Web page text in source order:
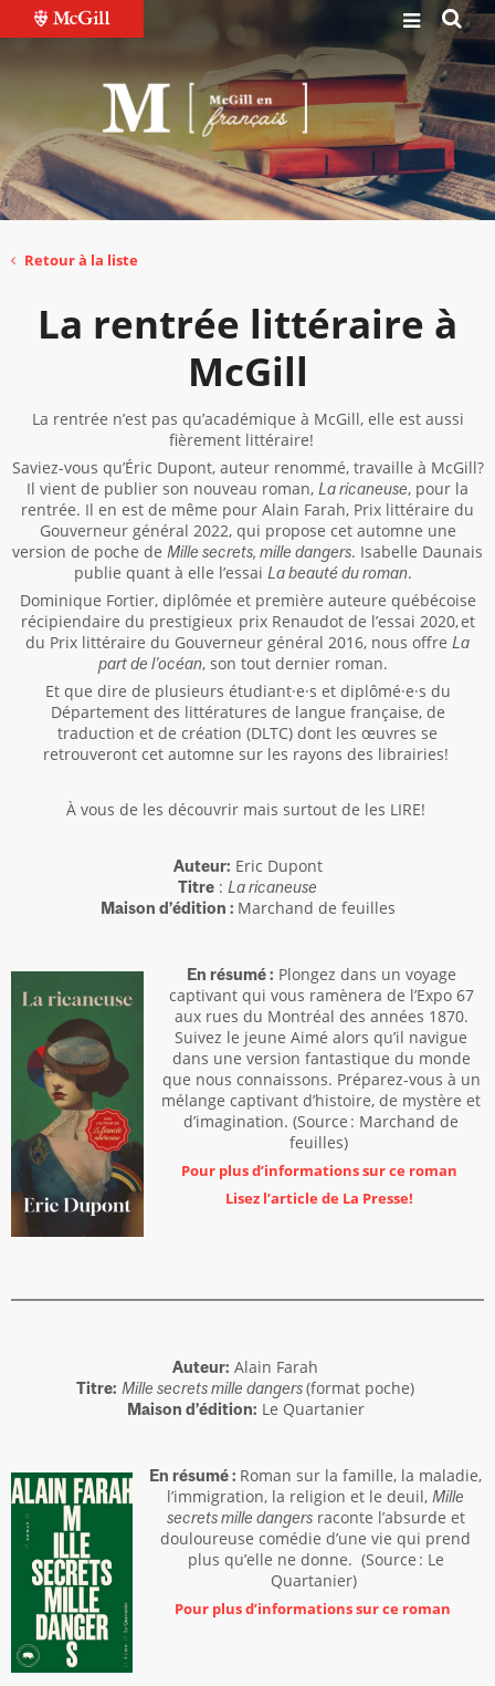
Retour à la liste
La rentrée littéraire à
McGill
La rentrée n’est pas qu’académique à McGill, elle est aussi
fièrement littéraire!
Saviez-vous qu’Éric Dupont, auteur renommé, travaille à McGill?
Il vient de publier son nouveau roman, La ricaneuse, pour la
rentrée. Il en est de même pour Alain Farah, Prix littéraire du
Gouverneur général 2022, qui propose cet automne une
version de poche de Mille secrets, mille dangers. Isabelle Daunais
publie quant à elle l’essai La beauté du roman.
Dominique Fortier, diplômée et première auteure québécoise
récipiendaire du prestigieux prix Renaudot de l’essai 2020, et
du Prix littéraire du Gouverneur général 2016, nous offre La
part de l’océan, son tout dernier roman.
Et que dire de plusieurs étudiant·e·s et diplômé·e·s du
Département des littératures de langue française, de
traduction et de création (DLTC) dont les œuvres se
retrouveront cet automne sur les rayons des librairies!
À vous de les découvrir mais surtout de les LIRE!
Auteur: Eric Dupont
Titre : La ricaneuse
Maison d’édition : Marchand de feuilles
En résumé : Plongez dans un voyage
captivant qui vous ramènera de l’Expo 67
aux rues du Montréal des années 1870.
Suivez le jeune Aimé alors qu’il navigue
dans une version fantastique du monde
que nous connaissons. Préparez-vous à un
mélange captivant d’histoire, de mystère et
d’imagination. (Source : Marchand de
feuilles)
Pour plus d’informations sur ce roman
Lisez l’article de La Presse!
Auteur: Alain Farah
Titre: Mille secrets mille dangers(format poche)
Maison d’édition: Le Quartanier
En résumé : Roman sur la famille, la maladie,
l’immigration, la religion et le deuil, Mille
secrets mille dangersraconte l’absurde et
douloureuse comédie d’une vie qui prend
plus qu’elle ne donne. (Source : Le
Quartanier)
Pour plus d’informations sur ce roman